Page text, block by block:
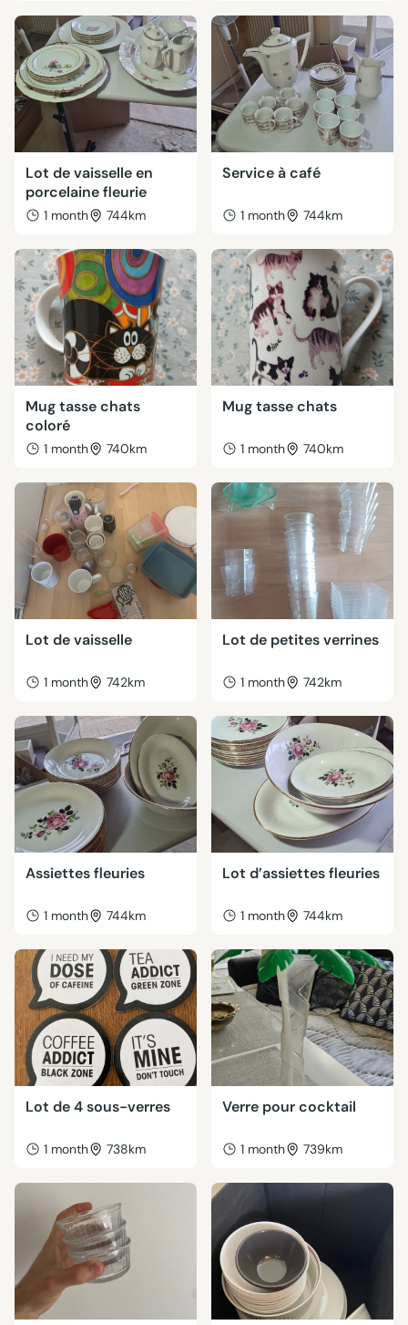
Lot de vaisselle en
porcelaine fleurie
1 month 744km
Service à café
1 month 744km
Mug tasse chats
coloré
1 month 740km
Mug tasse chats
1 month 740km
Lot de vaisselle
1 month 742km
Lot de petites verrines
1 month 742km
Assiettes fleuries
1 month 744km
Lot d’assiettes fleuries
1 month 744km
Lot de 4 sous-verres
1 month 738km
Verre pour cocktail
1 month 739km